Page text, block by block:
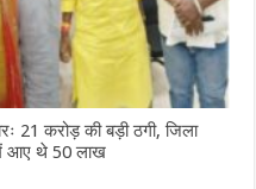
21 करोड़ की बड़ी ठगी, जिला
आए थे 50 लाख